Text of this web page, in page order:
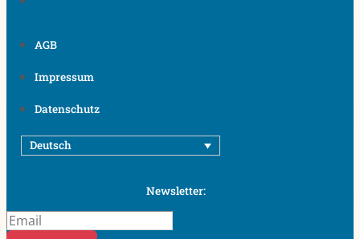
AGB
Impressum
Datenschutz
Deutsch
Newsletter: